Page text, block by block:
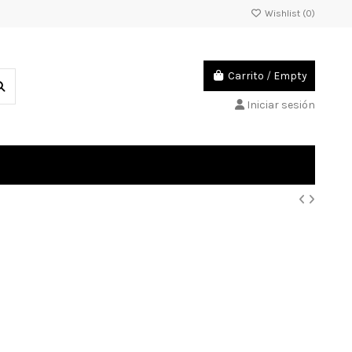
Wishlist (0)
Carrito / Empty
Iniciar sesión